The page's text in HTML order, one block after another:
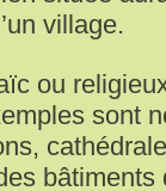
village.
ou
sont
bâtiments